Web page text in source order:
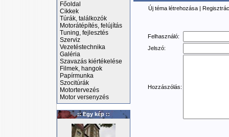
Főoldal
Cikkek
Túrák, találkozók
Motorátépítés, felújítás
Tuning, fejlesztés
Szerviz
Vezetéstechnika
Galéria
Szavazás kiértékelése
Filmek, hangok
Papírmunka
Szocitúrák
Motortervezés
Motor versenyzés
:: Egy kép ::
Új téma létrehozása |
Felhasználó:
Jelszó:
Hozzászólás: